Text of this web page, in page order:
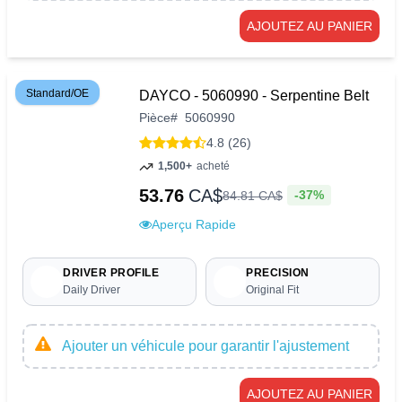
AJOUTEZ AU PANIER
Standard/OE DAYCO - 5060990 - Serpentine Belt
Pièce# 5060990
4.8 (26)
1,500+ acheté
53.76 CA$84.81CA$ -37%
Aperçu Rapide
DRIVER PROFILE
Daily Driver
PRECISION
Original Fit
Ajouter un véhicule pour garantir l'ajustement
AJOUTEZ AU PANIER